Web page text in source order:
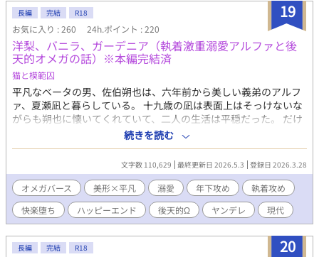
と) 作中の性描写はポルノ的な目的ではなく、そんなやり方でしか
愛情にアプローチできないキャラクターの歪みと傷を表現するた
めに書きました。 暴力を美化したり肯定したりする意図はありま
せん。性的な歪みがあるキャラクターと恋愛というリングで精神
的なバトルをするのが物語の主題です。最後まで誠実に書きま
す。
19
長編 完結 R18
お気に入り : 260 24h.ポイント : 220
洋梨、バニラ、ガーデニア（執着激重溺愛アルファと後
天的オメガの話）※本編完結済
猫と模範囚
平凡なベータの男、佐伯朔也は、六年前から美しい義弟のアルフ
ァ、夏瀬凪と暮らしている。 十九歳の凪は表面上はそっけないな
がらも朔也に懐いてくれていて、二人の生活は平穏だった。 だけ
ど、朔也は気づいていない。凪が密かに抱える朔也への長年の執
着も、自らの身体の変化にも。 あるときアルファの凪の暴走がき
っかけで、朔也の身体はオメガへと変貌していることが判明す
る。 何の覚悟もできないまま迎えたはじめてのヒート。朔也はオ
メガの性に抗いながらも凪に抱かれ、未知の快感を知ってしま
う。 罪の意識と本能の狭間で味わう快楽地獄。いつも飄々として
いる凪の、余裕をなくした荒々しくも甘い雄の表情。朔也への恋
心を隠すのをやめた凪の腕から、いつしか抜け出すことができな
くなり…… 全30話、完結保証、毎日更新
続きを読む
文字数 110,629 最終更新日 2026.5.3 登録日 2026.3.28
オメガバース 美形×平凡 溺愛 年下攻め
執着攻め
快楽堕ち
ハッピーエンド 後天的Ω ヤンデレ 現代
20
長編 完結 R18